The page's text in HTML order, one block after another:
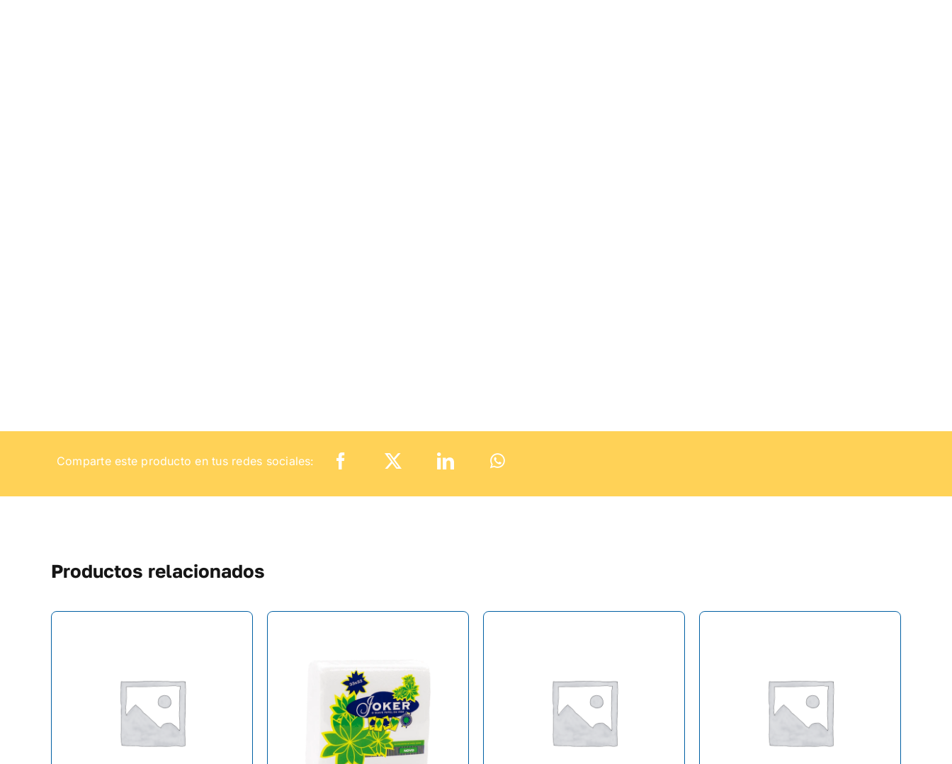
Comparte este producto en tus redes sociales:
Productos relacionados